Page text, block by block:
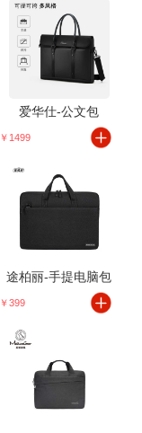
爱华仕-公文包
￥1499
途柏丽-手提电脑包
￥399